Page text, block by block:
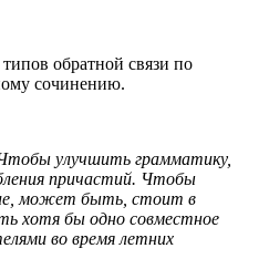
обратной связи по
сочинению.
улучшить грамматику,
причастий. Чтобы
может быть, стоит в
хотя бы одно совместное
во время летних